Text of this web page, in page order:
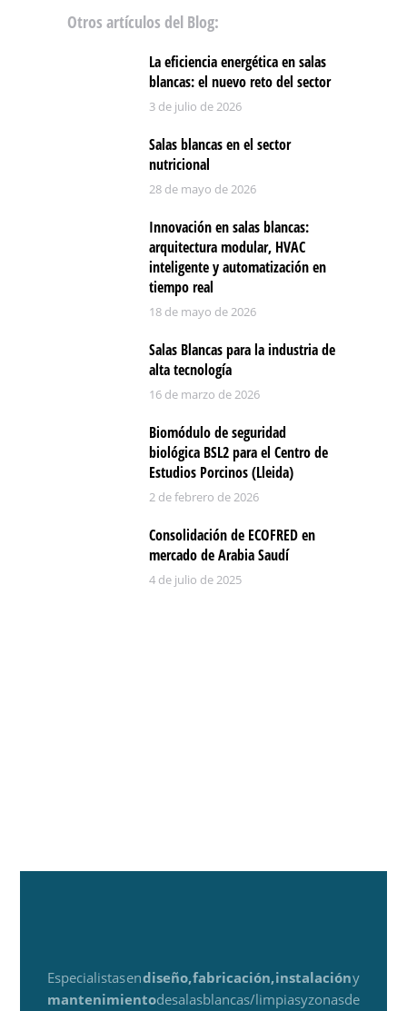
Otros artículos del Blog:
La eficiencia energética en salas
blancas: el nuevo reto del sector
3 de julio de 2026
Salas blancas en el sector
nutricional
28 de mayo de 2026
Innovación en salas blancas:
arquitectura modular, HVAC
inteligente y automatización en
tiempo real
18 de mayo de 2026
Salas Blancas para la industria de
alta tecnología
16 de marzo de 2026
Biomódulo de seguridad
biológica BSL2 para el Centro de
Estudios Porcinos (Lleida)
2 de febrero de 2026
Consolidación de ECOFRED en
mercado de Arabia Saudí
4 de julio de 2025
Especialistas endiseño, fabricación, instalacióny
mantenimientode salas blancas / limpias y zonas de